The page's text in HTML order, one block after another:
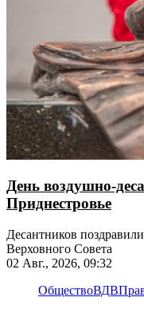
День воздушно-
Приднестровье
Десантников
Верховного Совета
02 Авг., 2026, 09:32
ОбществоВДВ